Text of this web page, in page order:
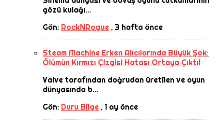
gözü kulağı...
Gön: RockNRogue , 3 hafta önce
Steam Machine Erken Alıcılarında Büyük Şok:
Ölümün Kırmızı Çizgisi Hatası Ortaya Çıktı!
Valve tarafından doğrudan üretilen ve oyun
dünyasında b...
Gön: Duru Bilge , 1 ay önce